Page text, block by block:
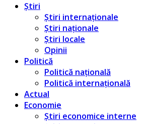
Știri
Știri internaționale
Știri naționale
Știri locale
Opinii
Politică
Politică națională
Politică internațională
Actual
Economie
Știri economice interne